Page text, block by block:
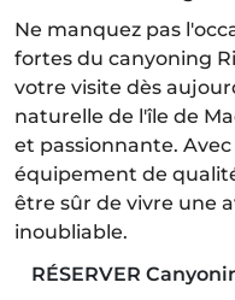
Ne manquez pas
fortes du canyoning
votre visite dès
naturelle de l'île de
et passionnante.
équipement de
être sûr de vivre une
inoubliable.
RÉSERVER